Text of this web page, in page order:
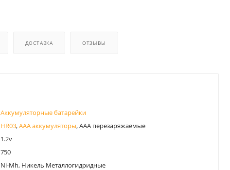
ДОСТАВКА ОТЗЫВЫ
Аккумуляторные батарейки
HR03,ААА аккумуляторы, ААА перезаряжаемые
1.2v
750
Ni-Mh, Никель Металлогидридные